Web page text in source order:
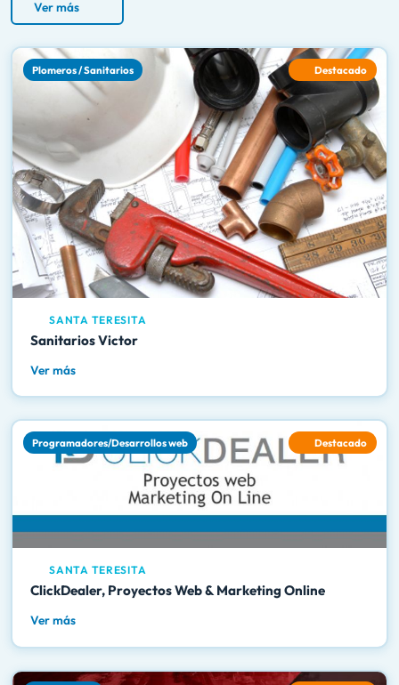
Ver más
Plomeros / Sanitarios Destacado
SANTA TERESITA
Sanitarios Victor
Ver más
Programadores/Desarrollos web Destacado
SANTA TERESITA
ClickDealer, Proyectos Web & Marketing Online
Ver más